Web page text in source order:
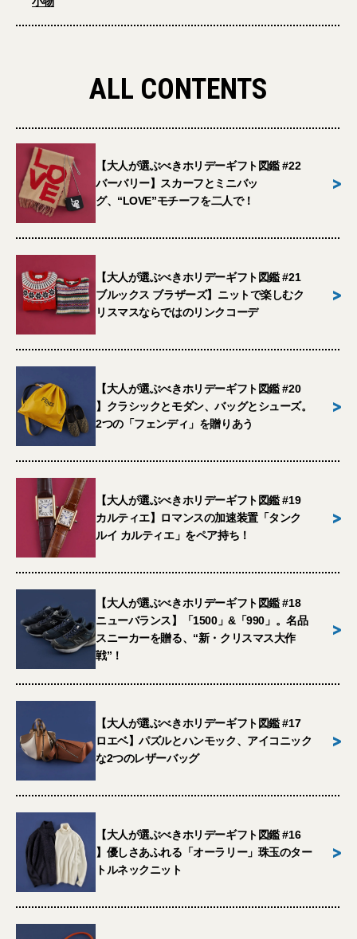
ALL CONTENTS
【大人が選ぶべきホリデーギフト図鑑 #22
バーバリー】スカーフとミニバッ
グ、“LOVE”モチーフを二人で！
>
【大人が選ぶべきホリデーギフト図鑑 #21
ブルックス ブラザーズ】ニットで楽しむク
リスマスならではのリンクコーデ
>
【大人が選ぶべきホリデーギフト図鑑 #20
】クラシックとモダン、バッグとシューズ。
2つの「フェンディ」を贈りあう
>
【大人が選ぶべきホリデーギフト図鑑 #19
カルティエ】ロマンスの加速装置「タンク
ルイ カルティエ」をペア持ち！
>
【大人が選ぶべきホリデーギフト図鑑 #18
ニューバランス】「1500」&「990」。名品
スニーカーを贈る、“新・クリスマス大作
戦”！
>
【大人が選ぶべきホリデーギフト図鑑 #17
ロエベ】パズルとハンモック、アイコニック
な2つのレザーバッグ
>
【大人が選ぶべきホリデーギフト図鑑 #16
】優しさあふれる「オーラリー」珠玉のター
トルネックニット
>